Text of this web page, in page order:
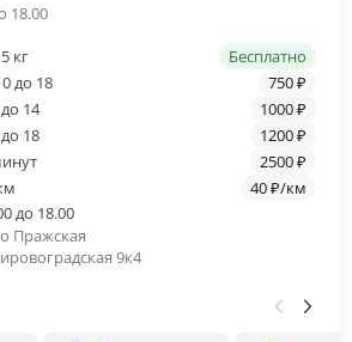
18.00
кг
Бесплатно
до 18
750 ₽
14
1000 ₽
18
1200 ₽
2500 ₽
40 ₽/км
до 18.00
Пражская
9к4